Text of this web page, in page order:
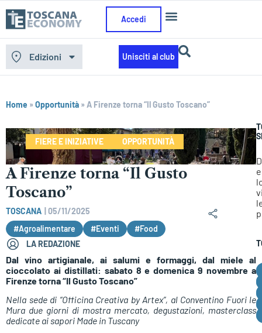
Accedi
Edizioni Unisciti al club
Home »Opportunità »A Firenze torna “Il Gusto Toscano”
FIERE E INIZIATIVE OPPORTUNITÀ
A Firenze torna “Il Gusto
Toscano”
TOSCANA
05/11/2025
#Agroalimentare
#Eventi
#Food
LA REDAZIONE
Dal vino artigianale, ai salumi e formaggi, dal miele al
cioccolato ai distillati: sabato 8 e domenica 9 novembre a
Firenze torna “Il Gusto Toscano”
Nella sede di “Officina Creativa by Artex”, al Conventino Fuori le
Mura due giorni di mostra mercato, degustazioni, masterclass
dedicate ai sapori Made in Tuscany